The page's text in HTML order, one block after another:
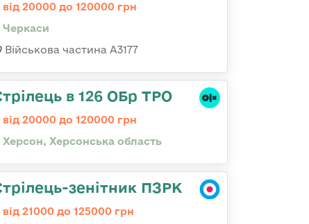
від 20000 до 120000 грн
Черкаси
Військова частина А3177
в 126 ОБр ТРО
від 20000 до 120000 грн
Херсон, Херсонська область
зенітник ПЗРК
від 21000 до 125000 грн